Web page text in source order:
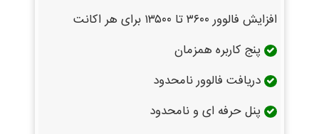
افزایش فالوور ۳۶۰۰ تا ۱۳۵۰۰ برای هر اکانت
پنج کاربره همزمان
دریافت فالوور نامحدود
پنل حرفه ای و نامحدود